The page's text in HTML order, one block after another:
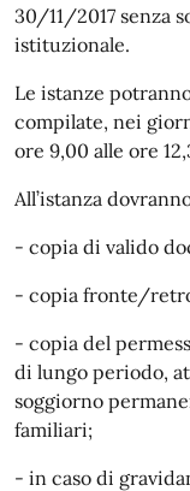
30/11/2017 senza
istituzionale.
Le istanze
compilate, nei
ore 9,00 alle ore
All’istanza
- copia di valido
- copia fronte/
- copia del
di lungo periodo,
soggiorno
familiari;
- in caso di